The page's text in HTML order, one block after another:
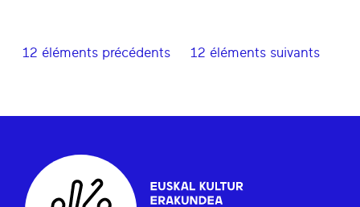
12 éléments précédents 12 éléments suivants